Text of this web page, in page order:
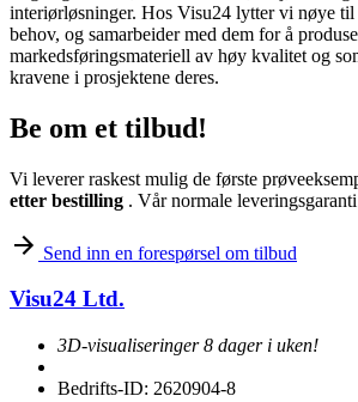
interiørløsninger. Hos Visu24 lytter vi nøye til
behov, og samarbeider med dem for å
markedsføringsmateriell av høy kvalitet og
kravene i prosjektene deres.
Be om et tilbud!
Vi leverer raskest mulig de første
etter bestilling . Vår normale
Send inn en forespørsel om tilbud
Visu24 Ltd.
3D-visualiseringer 8 dager i uken!
Bedrifts-ID: 2620904-8